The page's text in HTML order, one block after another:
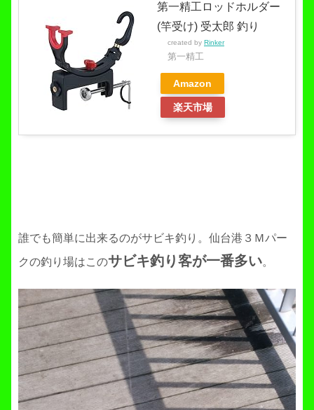
第一精工ロッドホルダー
(竿受け) 受太郎 釣り
created by Rinker
第一精工
Amazon
楽天市場
誰でも簡単に出来るのがサビキ釣り。仙台港３Ｍパー
クの釣り場はこのサビキ釣り客が一番多い。